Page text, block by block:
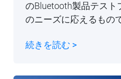
のBluetooth製品テスト
のニーズに応えるもの
続きを読む >